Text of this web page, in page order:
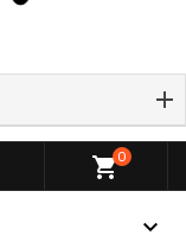
shopping_cart0